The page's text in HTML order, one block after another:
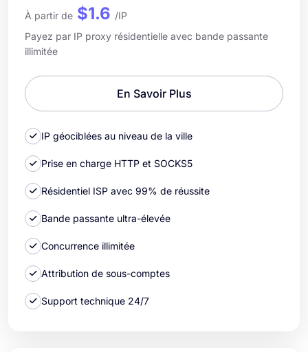
À partir de $1.6 /IP
Payez par IP proxy résidentielle avec bande passante
illimitée
En Savoir Plus
IP géociblées au niveau de la ville
Prise en charge HTTP et SOCKS5
Résidentiel ISP avec 99% de réussite
Bande passante ultra-élevée
Concurrence illimitée
Attribution de sous-comptes
Support technique 24/7